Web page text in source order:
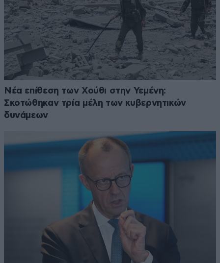
Νέα επίθεση των Χούθι στην Υεμένη:
Σκοτώθηκαν τρία μέλη των κυβερνητικών
δυνάμεων